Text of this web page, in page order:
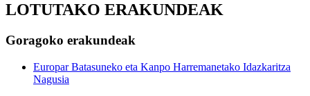
LOTUTAKO ERAKUNDEAK
Goragoko erakundeak
Europar Batasuneko eta Kanpo Harremanetako Idazkaritza
Nagusia